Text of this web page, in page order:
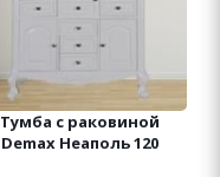
Тумба с раковиной
Demax Неаполь 120